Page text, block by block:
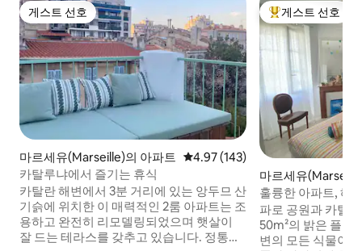
게스트 선호
게스트 선호
마르세유(Marseille)의 아파트 평점 4.97점(5점 만점), 후기 143
4.97 (143)
카탈루냐에서 즐기는 휴식
카탈란 해변에서 3분 거리에 있는 앙두므 산
기슭에 위치한 이 매력적인 2룸 아파트는 조
용하고 완전히 리모델링되었으며 햇살이
잘 드는 테라스를 갖추고 있습니다. 정통적
상위 게스트 선호
게스트 선호
마르세유
훌륭한 아파트, 해
냐어, 파로)
파로 공원과 카탈
50m²의 밝은 플랫
변의 모든 식물이 갖춰